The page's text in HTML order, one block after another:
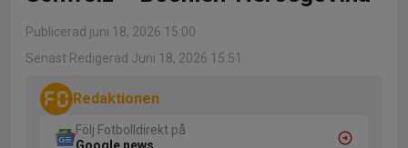
Publicerad juni 18, 2026 15:00
Senast Redigerad Juni 18, 2026 15:51
Redaktionen
Följ Fotbolldirekt på
Google news